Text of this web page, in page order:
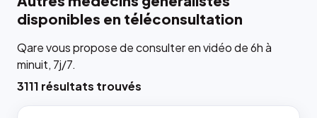
disponibles en téléconsultation
Qare vous propose de consulter en vidéo de 6h à
minuit, 7j/7.
3111 résultats trouvés